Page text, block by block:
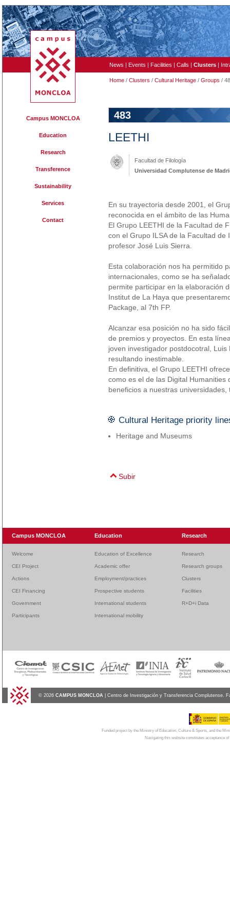
News | Events | Facilities | Calls | Clusters |
Home / Clusters / Cultural Heritage / Groups /
Campus MONCLOA
Education
Research
Transference
Sustainability
Services
Contact
483
LEETHI
Facultad de Filología
Universidad Complutense de
En su trayectoria desde 2001, el
reconocida en el ámbito de las
El Grupo LEETHI de la Facultad de
con el Grupo ILSA de la Facultad
profesor José Luis Sierra.
Esta colaboración nos ha permitido
internacionales, como se ha
permite participar en la elaboración
Institut de La Haya que
Package, al 7th FP.
Alcanzar esa posición no ha sido
de premios y proyectos. En esta
joven investigador postdocotral,
resultando inestimable.
En definitiva, el Grupo LEETHI
como es el de las Digital
beneficios a nuestras
Cultural Heritage priority
Heritage and Museums
Subir
Campus MONCLOA Education Research
Welcome Education of Excellence Research
CEI Project Academic offer Research groups
Actions Employment/practices Clusters
CEI Financing Prospective students Facilities
Government International students R+D+i Data
Participants International mobility
© 2026 CAMPUS MONCLOA | Centro de Investigación y Transferencia Complutense.
Funded project by the Ministry of Education, Culture & Sports, and the
Navigating this website constitutes acceptance